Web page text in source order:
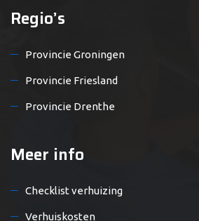
Regio’s
Provincie Groningen
Provincie Friesland
Provincie Drenthe
Meer info
Checklist verhuizing
Verhuiskosten